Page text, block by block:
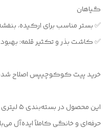
گیاهان
✅ بستر مناسب برای ارکیده،
✅ کاشت بذر و تکثیر قلمه: بهبود
خرید پیت کوکوچیپس اصلاح شده ۵ لیتری با بهترین
این
حرفه‌ای و خانگی کاملاً ایده‌آل